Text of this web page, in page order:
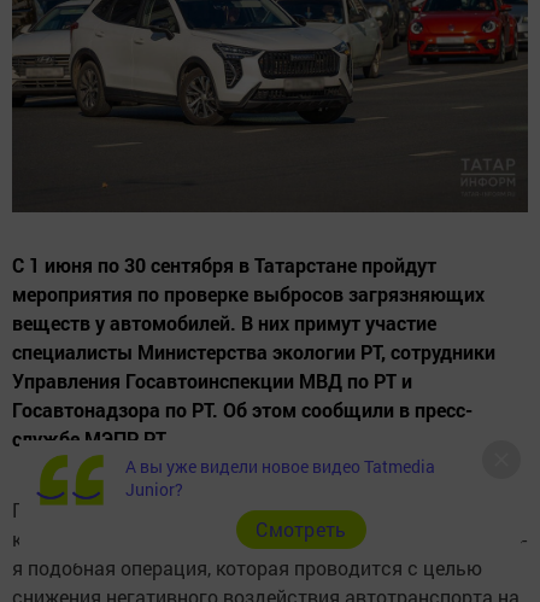
С 1 июня по 30 сентября в Татарстане пройдут
мероприятия по проверке выбросов загрязняющих
веществ у автомобилей. В них примут участие
специалисты Министерства экологии РТ, сотрудники
Управления Госавтоинспекции МВД по РТ и
Госавтонадзора по РТ. Об этом сообщили в пресс-
службе МЭПР РТ.
Проверки затронут основные автомагистрали и
контрольно-пропускные пункты республики. Это уже 44-
я подобная операция, которая проводится с целью
снижения негативного воздействия автотранспорта на
А вы уже видели новое видео Tatmedia
Junior?
Cмотреть